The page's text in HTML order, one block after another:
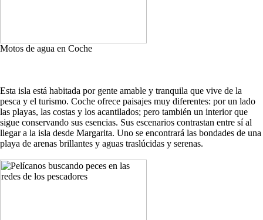
Motos de agua en Coche
Esta isla está habitada por gente amable y tranquila que vive de la
pesca y el turismo. Coche ofrece paisajes muy diferentes: por un lado
las playas, las costas y los acantilados; pero también un interior que
sigue conservando sus esencias. Sus escenarios contrastan entre sí al
llegar a la isla desde Margarita. Uno se encontrará las bondades de una
playa de arenas brillantes y aguas traslúcidas y serenas.